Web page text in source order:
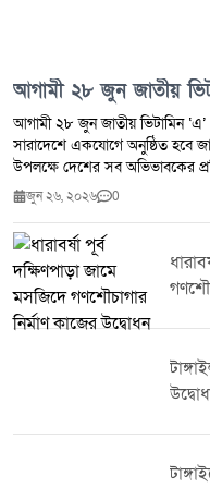
আগামী ২৮ জুন জাতীয়
আগামী ২৮ জুন জাতীয় ভিটামিন ‘এ’ প্লাস
সারাদেশে একযোগে অনুষ্ঠিত হবে
উপলক্ষে দেশের সব অভিভাবকের
ক্যাম্পেইন কেন্দ্রে নিয়ে গিয়ে
স্বাস্থ্য কর্তৃপক্ষ।ক্যাম্পেইন উপলক্ষে
কেন্দ্রে শিশুদের বয়স অনুযায়ী
বিশেষজ্ঞরা জানান, ভিটামিন ‘এ’
সুরক্ষা এবং রোগ প্রতিরোধ ক্ষমতা
ভিটামিন ‘এ’ গ্রহণ শিশুকে বিভিন্ন
স্বাস্থ্য বিভাগ জানিয়েছে,৬ মাস
পাশাপাশি নির্ধারিত তারিখে
প্রতিটি শিশুকে ভিটামিন ‘এ’
জুন ২৬, ২০২৬ 0